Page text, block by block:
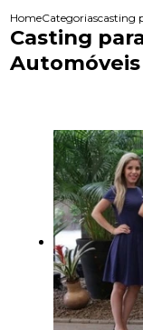
HomeCategoriascasting
Casting
Automóveis